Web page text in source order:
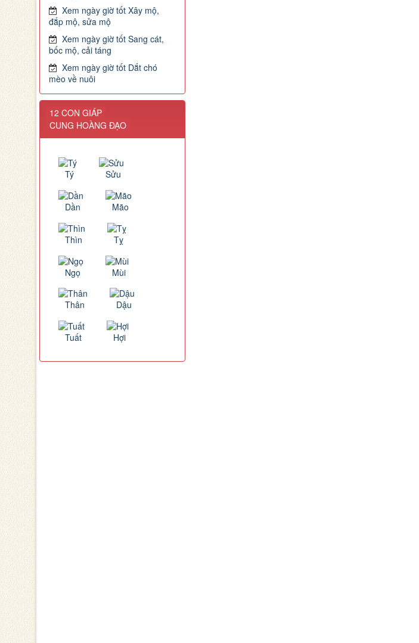
Xem ngày giờ tốt Xây mộ,
đắp mộ, sửa mộ
Xem ngày giờ tốt Sang cát,
bốc mộ, cải táng
Xem ngày giờ tốt Dắt chó
mèo về nuôi
12 CON GIÁP
CUNG HOÀNG ĐẠO
Tý Sửu
Dần Mão
Thìn Tỵ
Ngọ Mùi
Thân Dậu
Tuất Hợi